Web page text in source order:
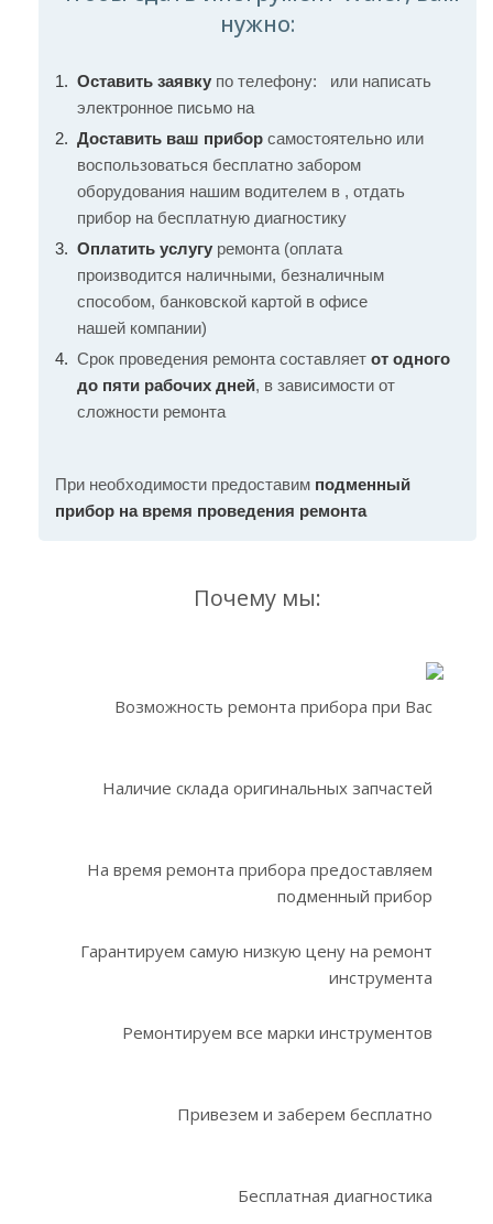
нужно:
Оставить заявку по телефону:
или написать
электронное письмо на
Доставить ваш прибор самостоятельно или
воспользоваться бесплатно забором
оборудования нашим водителем в , отдать
прибор на бесплатную диагностику
Оплатить услугу ремонта (оплата
производится наличными, безналичным
способом, банковской картой в офисе
нашей компании)
Срок проведения ремонта составляет от одного
до пяти рабочих дней, в зависимости от
сложности ремонта
При необходимости предоставим подменный
прибор на время проведения ремонта
Почему мы:
Возможность ремонта прибора при Вас
Наличие склада оригинальных запчастей
На время ремонта прибора предоставляем
подменный прибор
Гарантируем самую низкую цену на ремонт
инструмента
Ремонтируем все марки инструментов
Привезем и заберем бесплатно
Бесплатная диагностика